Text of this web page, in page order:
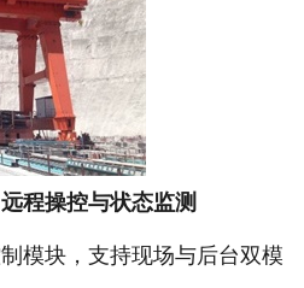
程操控与状态监测
块，支持现场与后台双模